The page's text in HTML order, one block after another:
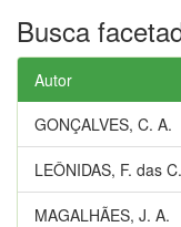
Busca
Autor
GONÇALVES, C. A.
LEÔNIDAS, F. das C.
MAGALHÃES, J. A.